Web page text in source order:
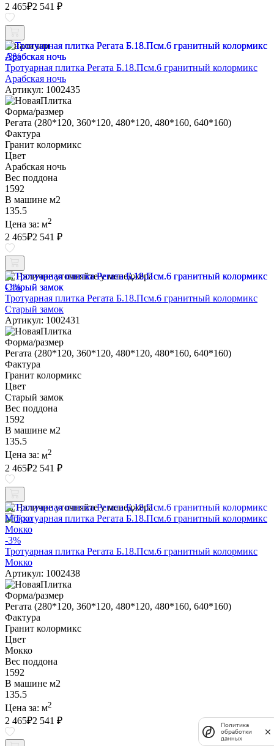
2 465₽2 541 ₽
В наличии
-3%
Тротуарная плитка Регата Б.18.Псм.6 гранитный колормикс
Арабская ночь
Артикул: 1002435
Форма/размер
Регата (280*120, 360*120, 480*120, 480*160, 640*160)
Фактура
Гранит колормикс
Цвет
Арабская ночь
Вес поддона
1592
В машине м2
135.5
Цена за: м2
2 465₽2 541 ₽
Наличие уточняйте у менеджера
-3%
Тротуарная плитка Регата Б.18.Псм.6 гранитный колормикс
Старый замок
Артикул: 1002431
Форма/размер
Регата (280*120, 360*120, 480*120, 480*160, 640*160)
Фактура
Гранит колормикс
Цвет
Старый замок
Вес поддона
1592
В машине м2
135.5
Цена за: м2
2 465₽2 541 ₽
Наличие уточняйте у менеджера
-3%
Тротуарная плитка Регата Б.18.Псм.6 гранитный колормикс
Мокко
Артикул: 1002438
Форма/размер
Регата (280*120, 360*120, 480*120, 480*160, 640*160)
Фактура
Гранит колормикс
Цвет
Мокко
Вес поддона
1592
В машине м2
135.5
Цена за: м2
2 465₽2 541 ₽
Политика
обработки
данных